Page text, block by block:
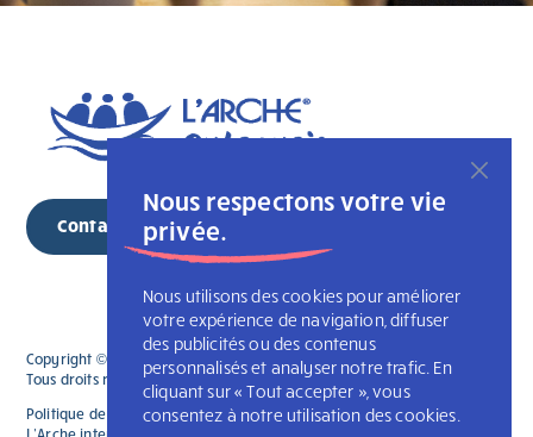
Nous respectons votre vie
privée.
Nous utilisons des cookies pour améliorer
votre expérience de navigation, diffuser
des publicités ou des contenus
personnalisés et analyser notre trafic. En
cliquant sur « Tout accepter », vous
consentez à notre utilisation des cookies.
Contactez-nous
Copyright © 2026 Copyright © 2025 L'Association des Arches du Québec.
Tous droits réservés
Politique de confidentialité
L’Arche Canada